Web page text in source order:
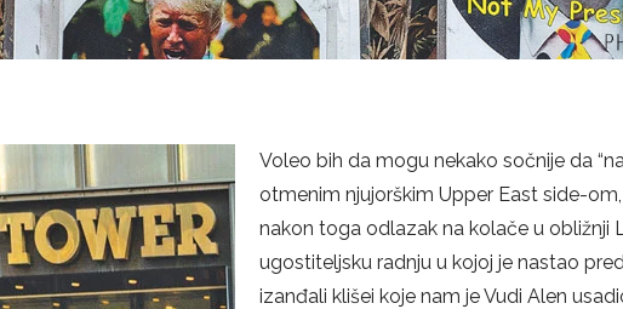
Voleo bih da mogu nekako sočnije da
otmenim njujorškim Upper East side-
nakon toga odlazak na kolače u obližnji
ugostiteljsku radnju u kojoj je nastao
izanđali klišei koje nam je Vudi Alen